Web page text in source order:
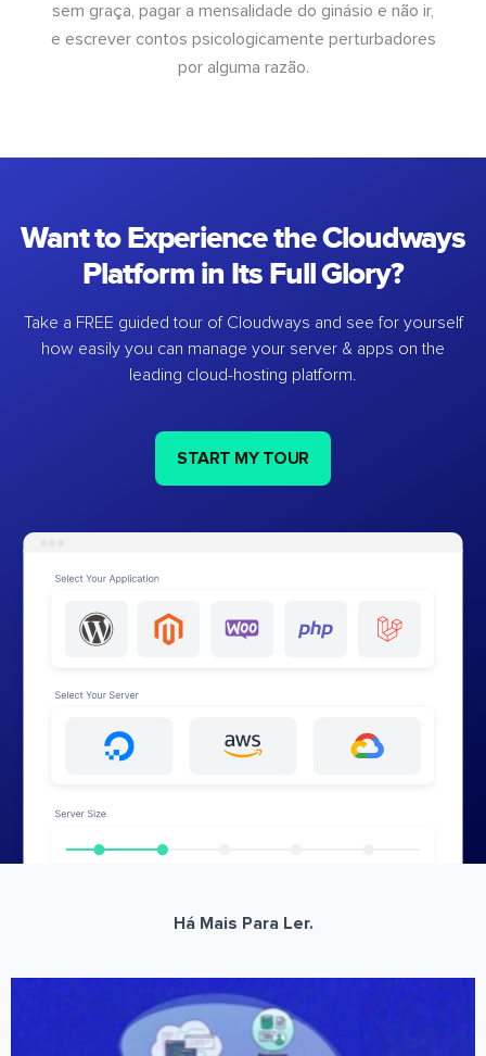
sem graça, pagar a mensalidade do ginásio e não ir,
e escrever contos psicologicamente perturbadores
por alguma razão.
Want to Experience the Cloudways
Platform in Its Full Glory?
Take a FREE guided tour of Cloudways and see for yourself
how easily you can manage your server & apps on the
leading cloud-hosting platform.
START MY TOUR
Há Mais Para Ler.